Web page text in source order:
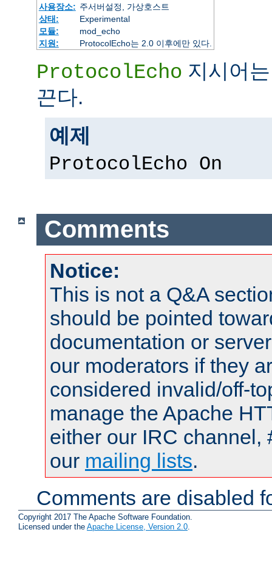
사용장소: 주서버설정, 가상호스트
상태:
Experimental
모듈:
mod_echo
지원:
ProtocolEcho는 2.0 이후에만 있다.
ProtocolEcho 지시어
끈다.
예제
ProtocolEcho On
Comments
Notice:
This is not a Q&A
should be pointed
documentation or
our moderators if they
considered invalid/off-
manage the Apache
either our IRC channel,
our mailing lists.
Comments are disabled
Copyright 2017 The Apache Software Foundation.
Licensed under the Apache License, Version 2.0